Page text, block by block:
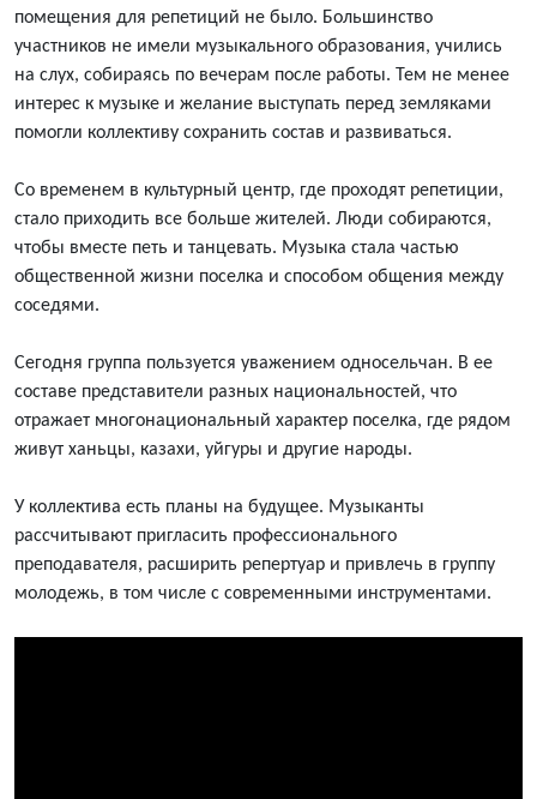
помещения для репетиций не было. Большинство
участников не имели музыкального образования, учились
на слух, собираясь по вечерам после работы. Тем не менее
интерес к музыке и желание выступать перед земляками
помогли коллективу сохранить состав и развиваться.
Со временем в культурный центр, где проходят репетиции,
стало приходить все больше жителей. Люди собираются,
чтобы вместе петь и танцевать. Музыка стала частью
общественной жизни поселка и способом общения между
соседями.
Сегодня группа пользуется уважением односельчан. В ее
составе представители разных национальностей, что
отражает многонациональный характер поселка, где рядом
живут ханьцы, казахи, уйгуры и другие народы.
У коллектива есть планы на будущее. Музыканты
рассчитывают пригласить профессионального
преподавателя, расширить репертуар и привлечь в группу
молодежь, в том числе с современными инструментами.